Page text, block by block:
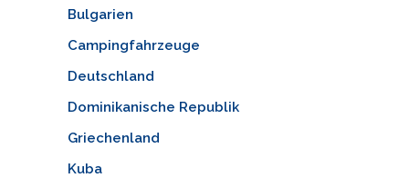
Bulgarien
Campingfahrzeuge
Deutschland
Dominikanische Republik
Griechenland
Kuba